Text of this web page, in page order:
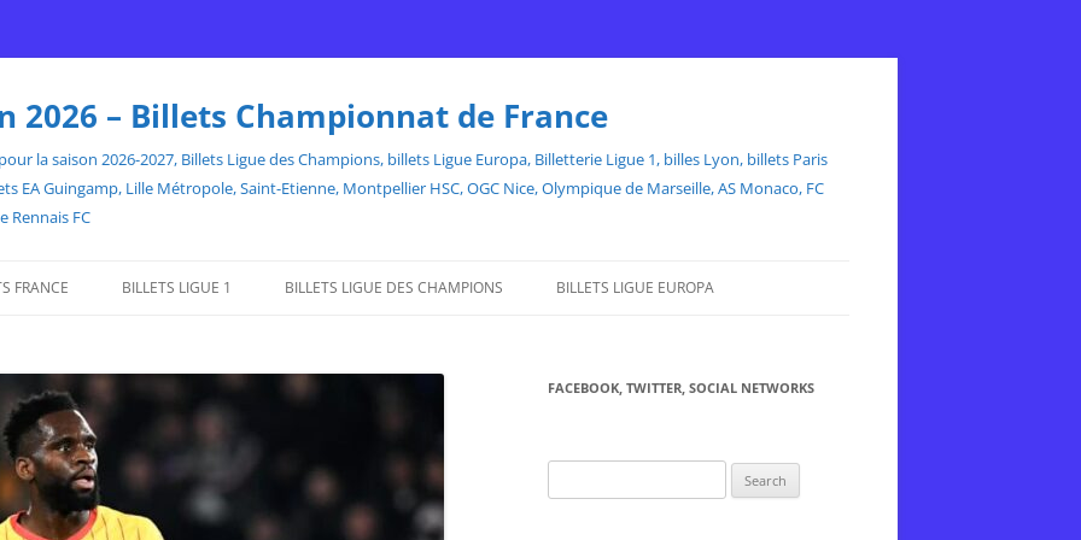
2026 – Billets Championnat de France
la saison 2026-2027, Billets Ligue des Champions, billets Ligue Europa, Billetterie Ligue 1, billes Lyon, billets Paris
EA Guingamp, Lille Métropole, Saint-Etienne, Montpellier HSC, OGC Nice, Olympique de Marseille, AS Monaco, FC
Rennais FC
FRANCE BILLETS LIGUE 1 BILLETS LIGUE DES CHAMPIONS BILLETS LIGUE EUROPA
FACEBOOK, TWITTER, SOCIAL NETWORKS
for: